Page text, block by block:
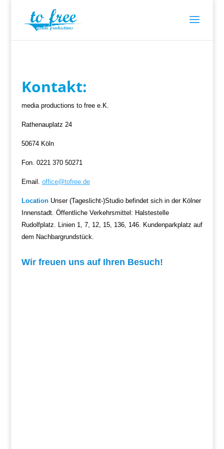
Kontakt:
media productions to free e.K.
Rathenauplatz 24
50674 Köln
Fon. 0221 370 50271
Email. office@tofree.de
Location Unser (Tageslicht-)Studio befindet sich in der Kölner
Innenstadt. Öffentliche Verkehrsmittel: Halstestelle
Rudolfplatz. Linien 1, 7, 12, 15, 136, 146. Kundenparkplatz auf
dem Nachbargrundstück.
Wir freuen uns auf Ihren Besuch!